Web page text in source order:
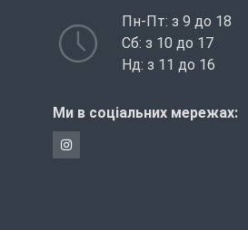
Пн-Пт: з 9 до 18
Сб: з 10 до 17
Нд: з 11 до 16
Ми в соціальних мережах: